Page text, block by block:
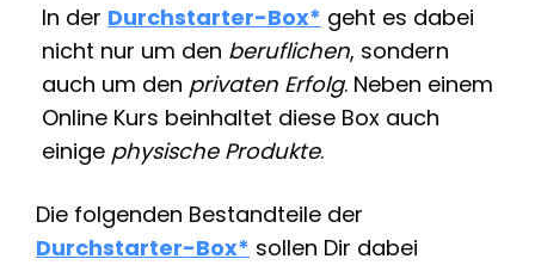
In der Durchstarter-Box* geht es dabei
nicht nur um den beruflichen, sondern
auch um den privaten Erfolg. Neben einem
Online Kurs beinhaltet diese Box auch
einige physische Produkte.
Die folgenden Bestandteile der
Durchstarter-Box* sollen Dir dabei